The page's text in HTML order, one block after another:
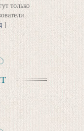
только
]